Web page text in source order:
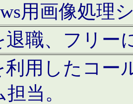
用画像処理
退職、フリー
利用したコー
当。